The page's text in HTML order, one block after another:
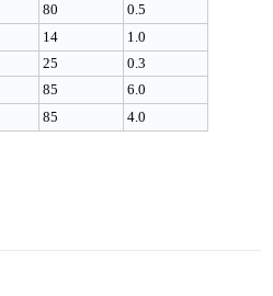
80
0.5
14 1.0
25
0.3
85
6.0
85 4.0